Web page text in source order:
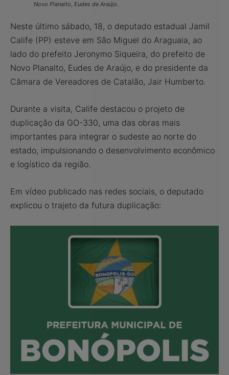
Novo Planalto, Eudes de Araújo.
Neste último sábado, 18, o deputado estadual Jamil
Calife (PP) esteve em São Miguel do Araguaia, ao
lado do prefeito Jeronymo Siqueira, do prefeito de
Novo Planalto, Eudes de Araújo, e do presidente da
Câmara de Vereadores de Catalão, Jair Humberto.
Durante a visita, Calife destacou o projeto de
duplicação da GO-330, uma das obras mais
importantes para integrar o sudeste ao norte do
estado, impulsionando o desenvolvimento econômico
e logístico da região.
Em vídeo publicado nas redes sociais, o deputado
explicou o trajeto da futura duplicação: